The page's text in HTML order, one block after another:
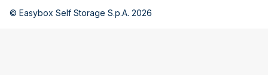
© Easybox Self Storage S.p.A. 2026